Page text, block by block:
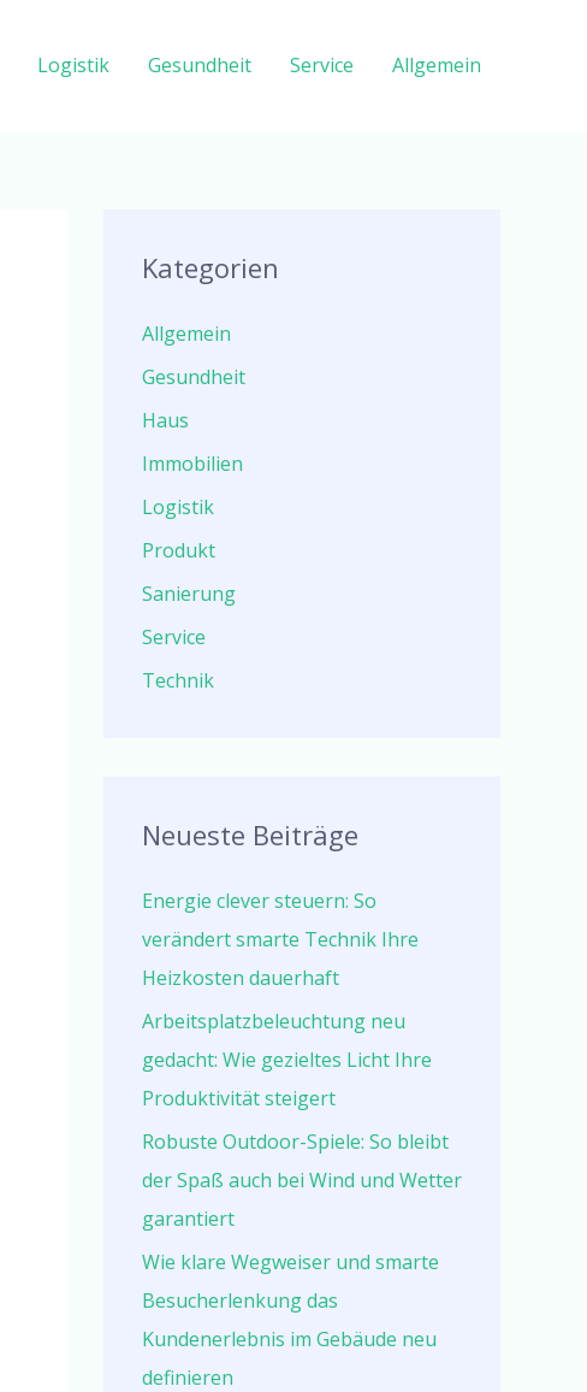
Logistik Gesundheit Service Allgemein
Kategorien
Allgemein
Gesundheit
Haus
Immobilien
Logistik
Produkt
Sanierung
Service
Technik
Neueste Beiträge
Energie clever steuern: So
verändert smarte Technik Ihre
Heizkosten dauerhaft
Arbeitsplatzbeleuchtung neu
gedacht: Wie gezieltes Licht Ihre
Produktivität steigert
Robuste Outdoor-Spiele: So bleibt
der Spaß auch bei Wind und Wetter
garantiert
Wie klare Wegweiser und smarte
Besucherlenkung das
Kundenerlebnis im Gebäude neu
definieren